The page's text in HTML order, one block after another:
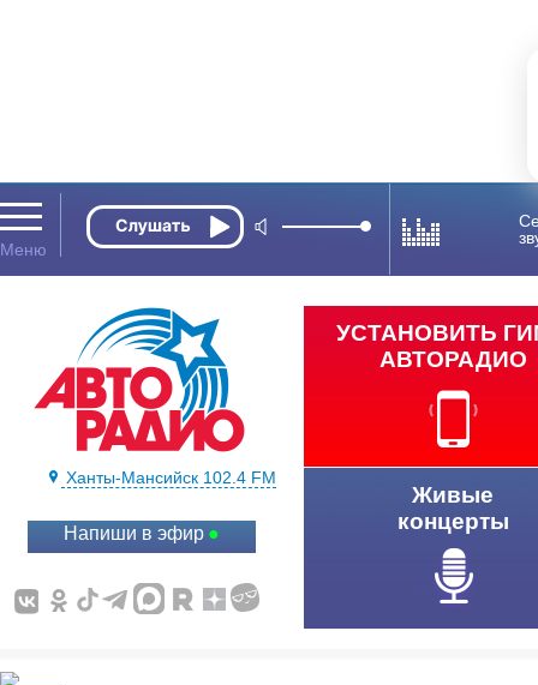
Ханты-Мансийск 102.4 FM
Напиши в эфир
УСТАНОВИТЬ
АВТОРАДИО
Живые
концерты